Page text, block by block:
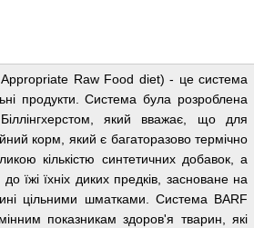
Raw Food diet) - це система
продукти. Система була розроблена
який вважає, що для
корм, який є багаторазово термічно
кількістю синтетичних добавок, а
їжі їхніх диких предків, засноване на
цільними шматками. Система BARF
показникам здоров'я тварин, які